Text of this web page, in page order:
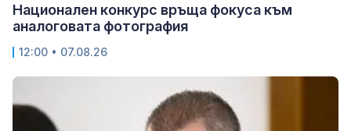
Национален конкурс връща фокуса към
аналоговата фотография
12:00 • 07.08.26